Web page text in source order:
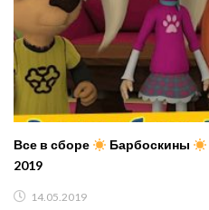
Все в сборе Барбоскины
2019
14.05.2019